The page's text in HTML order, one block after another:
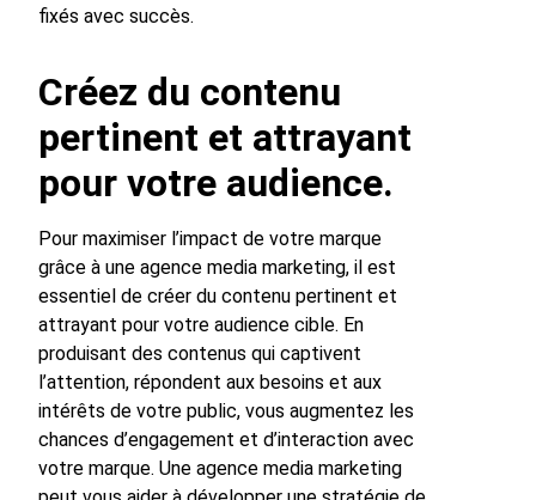
fixés avec succès.
Créez du contenu
pertinent et attrayant
pour votre audience.
Pour maximiser l’impact de votre marque
grâce à une agence media marketing, il est
essentiel de créer du contenu pertinent et
attrayant pour votre audience cible. En
produisant des contenus qui captivent
l’attention, répondent aux besoins et aux
intérêts de votre public, vous augmentez les
chances d’engagement et d’interaction avec
votre marque. Une agence media marketing